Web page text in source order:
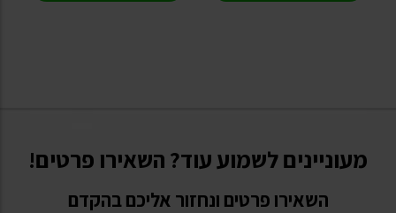
מעוניינים לשמוע עוד? השאירו פרטים!
השאירו פרטים ונחזור אליכם בהקדם